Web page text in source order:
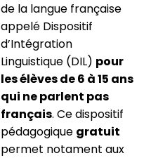
de la langue française
appelé Dispositif
d’Intégration
Linguistique (DIL) pour
les élèves de 6 à 15 ans
qui ne parlent pas
français. Ce dispositif
pédagogique gratuit
permet notament aux